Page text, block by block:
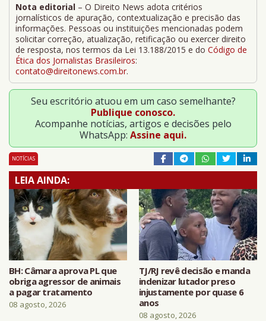
Nota editorial – O Direito News adota critérios
jornalísticos de apuração, contextualização e precisão das
informações. Pessoas ou instituições mencionadas podem
solicitar correção, atualização, retificação ou exercer direito
de resposta, nos termos da Lei 13.188/2015 e do Código de
Ética dos Jornalistas Brasileiros:
contato@direitonews.com.br.
Seu escritório atuou em um caso semelhante?
Publique conosco.
Acompanhe notícias, artigos e decisões pelo
WhatsApp: Assine aqui.
NOTÍCIAS
LEIA AINDA:
BH: Câmara aprova PL que
obriga agressor de animais
a pagar tratamento
08 agosto, 2026
TJ/RJ revê decisão e manda
indenizar lutador preso
injustamente por quase 6
anos
08 agosto, 2026